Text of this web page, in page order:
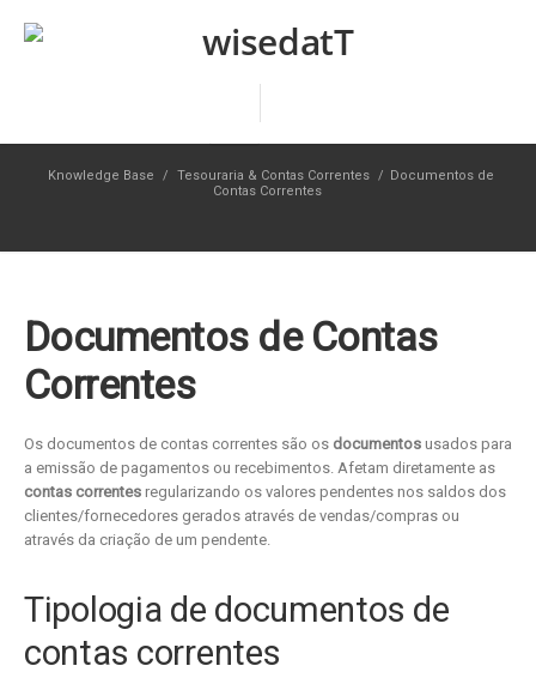
Knowledge Base / Tesouraria & Contas Correntes / Documentos de
Contas Correntes
Documentos de Contas
Correntes
Os documentos de contas correntes são os documentos usados para
a emissão de pagamentos ou recebimentos. Afetam diretamente as
contas correntes regularizando os valores pendentes nos saldos dos
clientes/fornecedores gerados através de vendas/compras ou
através da criação de um pendente.
Tipologia de documentos de
contas correntes